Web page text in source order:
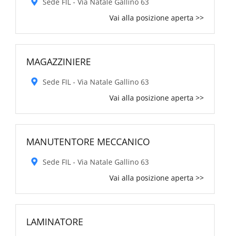
Vai alla posizione aperta >>
MAGAZZINIERE
Sede FIL - Via Natale Gallino 63
Vai alla posizione aperta >>
MANUTENTORE MECCANICO
Sede FIL - Via Natale Gallino 63
Vai alla posizione aperta >>
LAMINATORE